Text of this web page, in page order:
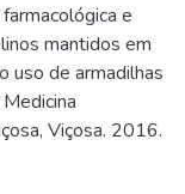
e
mantidos em
uso de armadilhas
Viçosa. 2016.